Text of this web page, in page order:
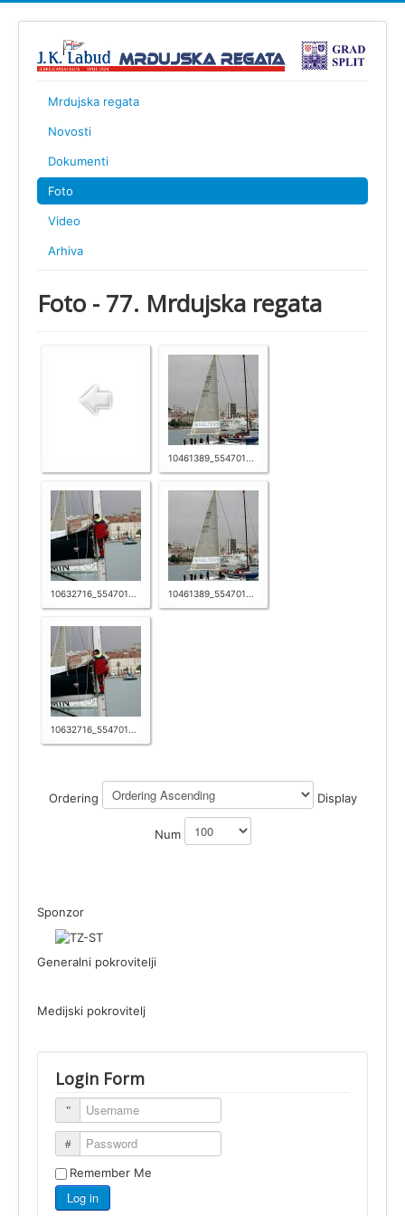
Mrdujska regata
Novosti
Dokumenti
Foto
Video
Arhiva
Foto - 77. Mrdujska regata
10461389_554701...
10632716_554701... 10461389_554701...
10632716_554701...
Ordering Display
Num
Sponzor
Generalni pokrovitelji
Medijski pokrovitelj
Login Form
Username
Password
Remember Me
Log in